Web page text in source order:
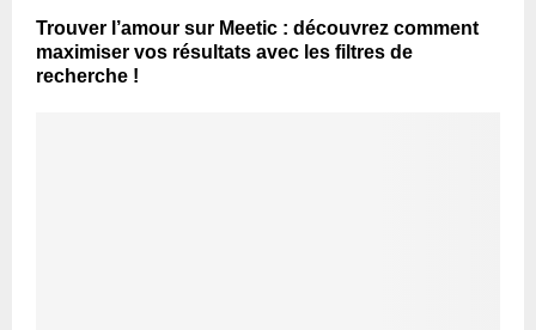
Trouver l’amour sur Meetic : découvrez comment
maximiser vos résultats avec les filtres de
recherche !